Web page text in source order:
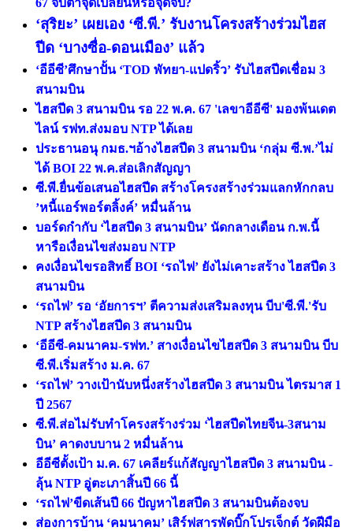
67 จับตาจุดเปลี่ยนหรือจุดจบ?
‘สุริยะ’ เผยเอง ‘ซี.พี.’ รับงานโครงสร้างร่วมไฮส
ปีด ‘บางซื่อ-ดอนเมือง’ แล้ว
‘อีอีซี’ศึกษาปั้น ‘TOD พัทยา-แปดริ้ว’ รับไฮสปีดเชื่อม 3
สนามบิน
ไฮสปีด 3 สนามบิน รอ 22 พ.ค. 67 'เลขาอีอีซี' มองพ้นเดต
ไลน์ รฟท.ส่งมอบ NTP ได้เลย
ประธานอนุ กมธ.ฯอ้างไฮสปีด 3 สนามบิน ‘กลุ่ม ซี.พ.’ไม่
ได้ BOI 22 พ.ค.ส่อเลิกสัญญา
ซี.พี.ยื่นข้อเสนอไฮสปีด สร้างโครงสร้างร่วมแลกหักกลบ
’หนี้แอร์พอร์ตลิ้งค์’ หมื่นล้าน
บอร์ดกำกับ ‘ไฮสปีด 3 สนามบิน’ นัดกลางเดือน ก.พ.นี้
หารือเงื่อนไขส่งมอบ NTP
คงเงื่อนไขรอสิทธิ์ BOI ‘รถไฟ’ ยังไม่เคาะสร้าง ไฮสปีด 3
สนามบิน
‘รถไฟ’ รอ ‘อัยการฯ’ ตีความส่งเสริมลงทุน บีบ'ซี.พี.'รับ
NTP สร้างไฮสปีด 3 สนามบิน
‘อีอีซี-คมนาคม-รฟท.’ สางเงื่อนไขไฮสปีด 3 สนามบิน บีบ
ซี.พี.เริ่มสร้าง ม.ค. 67
‘รถไฟ’ วางเป้านับหนึ่งสร้างไฮสปีด 3 สนามบิน ไตรมาส 1
ปี 2567
ซี.พี.ส่อไม่รับทำโครงสร้างร่วม ‘ไฮสปีดไทยจีน-3สนาม
บิน’ คาดงบบาน 2 หมื่นล้าน
อีอีซีตั้งเป้า ม.ค. 67 เคลียร์แก้สัญญาไฮสปีด 3 สนามบิน -
ลุ้น NTP อู่ตะเภาสิ้นปี 66 นี้
‘รถไฟ’ขีดเส้นปี 66 ปัญหาไฮสปีด 3 สนามบินต้องจบ
ส่องการบ้าน ‘คมนาคม’ เสิร์ฟสารพัดบิ๊กโปรเจ็กต์ วัดฝีมือ